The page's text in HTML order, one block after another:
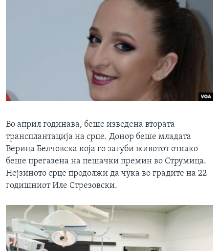
Во април годинава, беше изведена втората
трансплантација на срце. Донор беше младата
Верица Белчовска која го загуби животот откако
беше прегазена на пешачки премин во Струмица.
Нејзиното срце продолжи да чука во градите на 22
годишниот Иле Стрезовски.